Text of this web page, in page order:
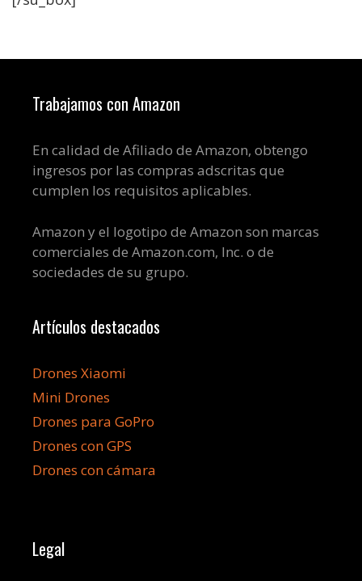
Trabajamos con Amazon
En calidad de Afiliado de Amazon, obtengo
ingresos por las compras adscritas que
cumplen los requisitos aplicables.
Amazon y el logotipo de Amazon son marcas
comerciales de Amazon.com, Inc. o de
sociedades de su grupo.
Artículos destacados
Drones Xiaomi
Mini Drones
Drones para GoPro
Drones con GPS
Drones con cámara
Legal